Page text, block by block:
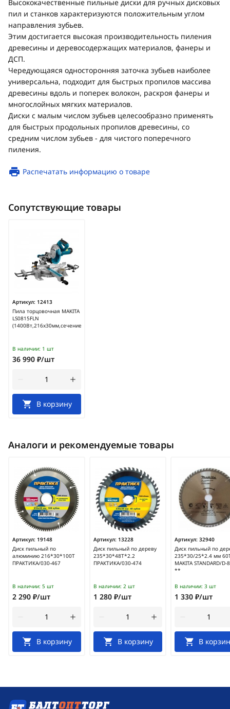
Высококачественные пильные диски для ручных дисковых
пил и станков характеризуются положительным углом
направления зубьев.
Этим достигается высокая производительность пиления
древесины и деревосодержащих материалов, фанеры и
ДСП.
Чередующаяся односторонняя заточка зубьев наиболее
универсальна, подходит для быстрых пропилов массива
древесины вдоль и поперек волокон, раскроя фанеры и
многослойных мягких материалов.
Диски с малым числом зубьев целесообразно применять
для быстрых продольных пропилов древесины, со
средним числом зубьев - для чистого поперечного
пиления.
Распечатать информацию о товаре
Сопутствующие товары
Артикул: 12413
Пила торцовочная MAKITA
LS0815FLN
(1400Вт,216х30мм,сечение65*305мм,лазер,свет)
В наличии: 1 шт
36 990 ₽/шт
В корзину
Аналоги и рекомендуемые товары
Артикул: 19148
Диск пильный по
алюминию 216*30*100Т
ПРАКТИКА/030-467
В наличии: 5 шт
2 290 ₽/шт
В корзину
Артикул: 13228
Диск пильный по дереву
235*30*48Т*2.2
ПРАКТИКА/030-474
В наличии: 2 шт
1 280 ₽/шт
В корзину
Артикул: 32940
Диск пильный по
235*30/25*2.4 мм
MAKITA STANDARD/D-
**
В наличии: 3 шт
1 330 ₽/шт
В